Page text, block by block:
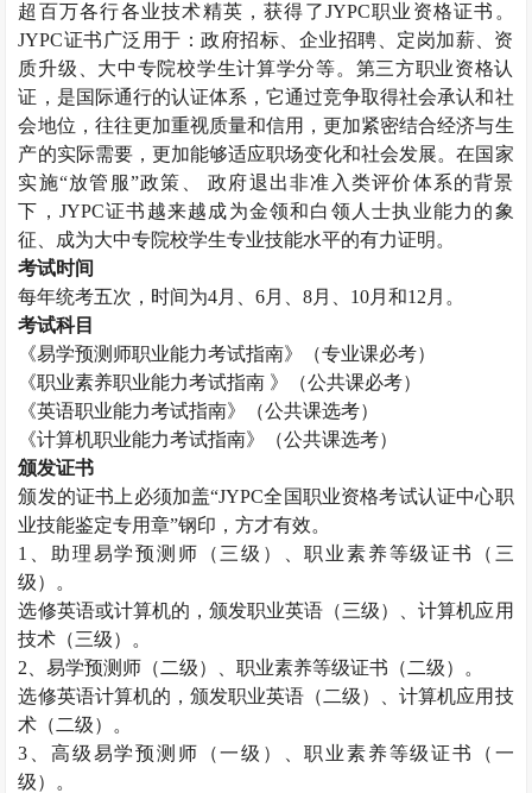
超百万各行各业技术精英，获得了JYPC职业资格证书。
JYPC证书广泛用于：政府招标、企业招聘、定岗加薪、资
质升级、大中专院校学生计算学分等。第三方职业资格认
证，是国际通行的认证体系，它通过竞争取得社会承认和社
会地位，往往更加重视质量和信用，更加紧密结合经济与生
产的实际需要，更加能够适应职场变化和社会发展。在国家
实施“放管服”政策、 政府退出非准入类评价体系的背景
下， JYPC证书越来越成为金领和白领人士执业能力的象
征、成为大中专院校学生专业技能水平的有力证明。
考试时间
每年统考五次，时间为4月、6月、8月、 10月和12 月。
考试科目
《易学预测师职业能力考试指南》（专业课必考）
《职业素养职业能力考试指南 》（公共课必考）
《英语职业能力考试指南》（公共课选考）
《计算机职业能力考试指南》（公共课选考）
颁发证书
颁发的证书上必须加盖“JYPC全国职业资格考试认证中心职
业技能鉴定专用章”钢印，方才有效。
1
、助理易学预测师（三级）、职业素养等级证书（三
级）。
选修英语或计算机的，颁发职业英语（三级）、计算机应用
技术（三级）。
2 、易学预测师（二级）、职业素养等级证书（二级）。
选修英语计算机的，颁发职业英语（二级）、计算机应用技
术（二级）。
3 、高级易学预测师（一级）、职业素养等级证书（一
级）。